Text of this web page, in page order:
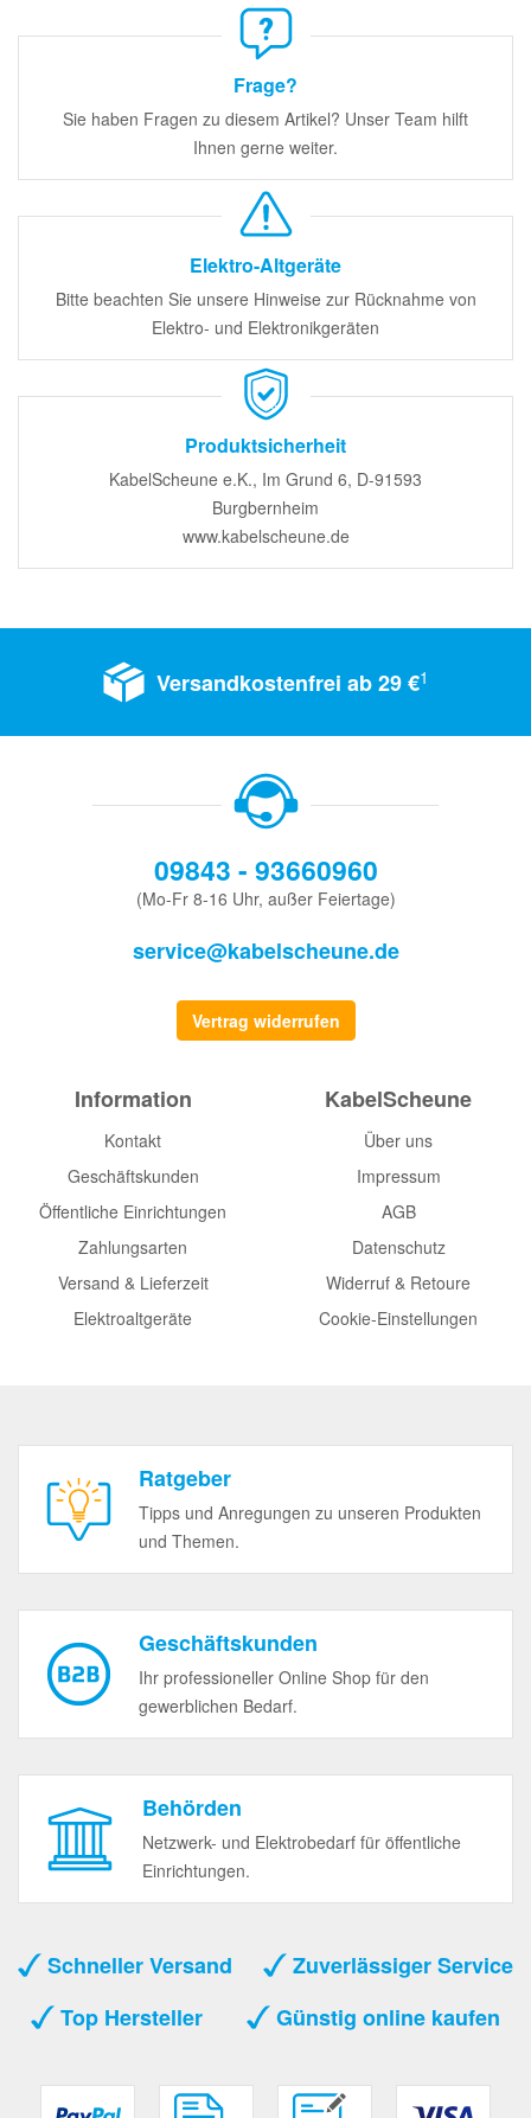
Frage?
Sie haben Fragen zu diesem Artikel? Unser Team hilft
Ihnen gerne weiter.
Elektro-Altgeräte
Bitte beachten Sie unsere Hinweise zur Rücknahme von
Elektro- und Elektronikgeräten
Produktsicherheit
KabelScheune e.K., Im Grund 6, D-91593
Burgbernheim
www.kabelscheune.de
Versandkostenfrei ab 29 €1
09843 - 93660960
(Mo-Fr 8-16 Uhr, außer Feiertage)
service@kabelscheune.de
Vertrag widerrufen
Information
Kontakt
Geschäftskunden
Öffentliche Einrichtungen
Zahlungsarten
Versand & Lieferzeit
Elektroaltgeräte
KabelScheune
Über uns
Impressum
AGB
Datenschutz
Widerruf & Retoure
Cookie-Einstellungen
Ratgeber
Tipps und Anregungen zu unseren Produkten
und Themen.
Geschäftskunden
Ihr professioneller Online Shop für den
gewerblichen Bedarf.
Behörden
Netzwerk- und Elektrobedarf für öffentliche
Einrichtungen.
Schneller Versand
Zuverlässiger Service
Top Hersteller
Günstig online kaufen